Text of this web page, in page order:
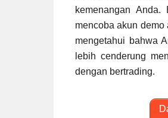
kemenangan
mencoba akun
mengetahui bahwa
lebih cenderung
dengan bertrading.